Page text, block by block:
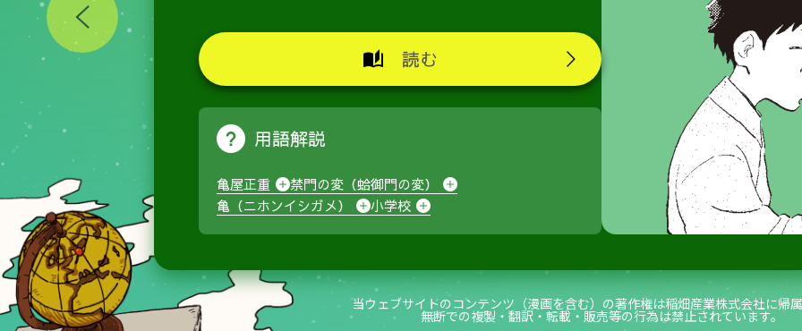
読む
用語解説
亀屋正重
禁門の変（蛤御門の変）
亀（ニホンイシガメ）
小学校
当ウェブサイトのコンテンツ（漫画を含む）の著作権は稲畑産業株式会社に帰
無断での複製・翻訳・転載・販売等の行為は禁止されています。